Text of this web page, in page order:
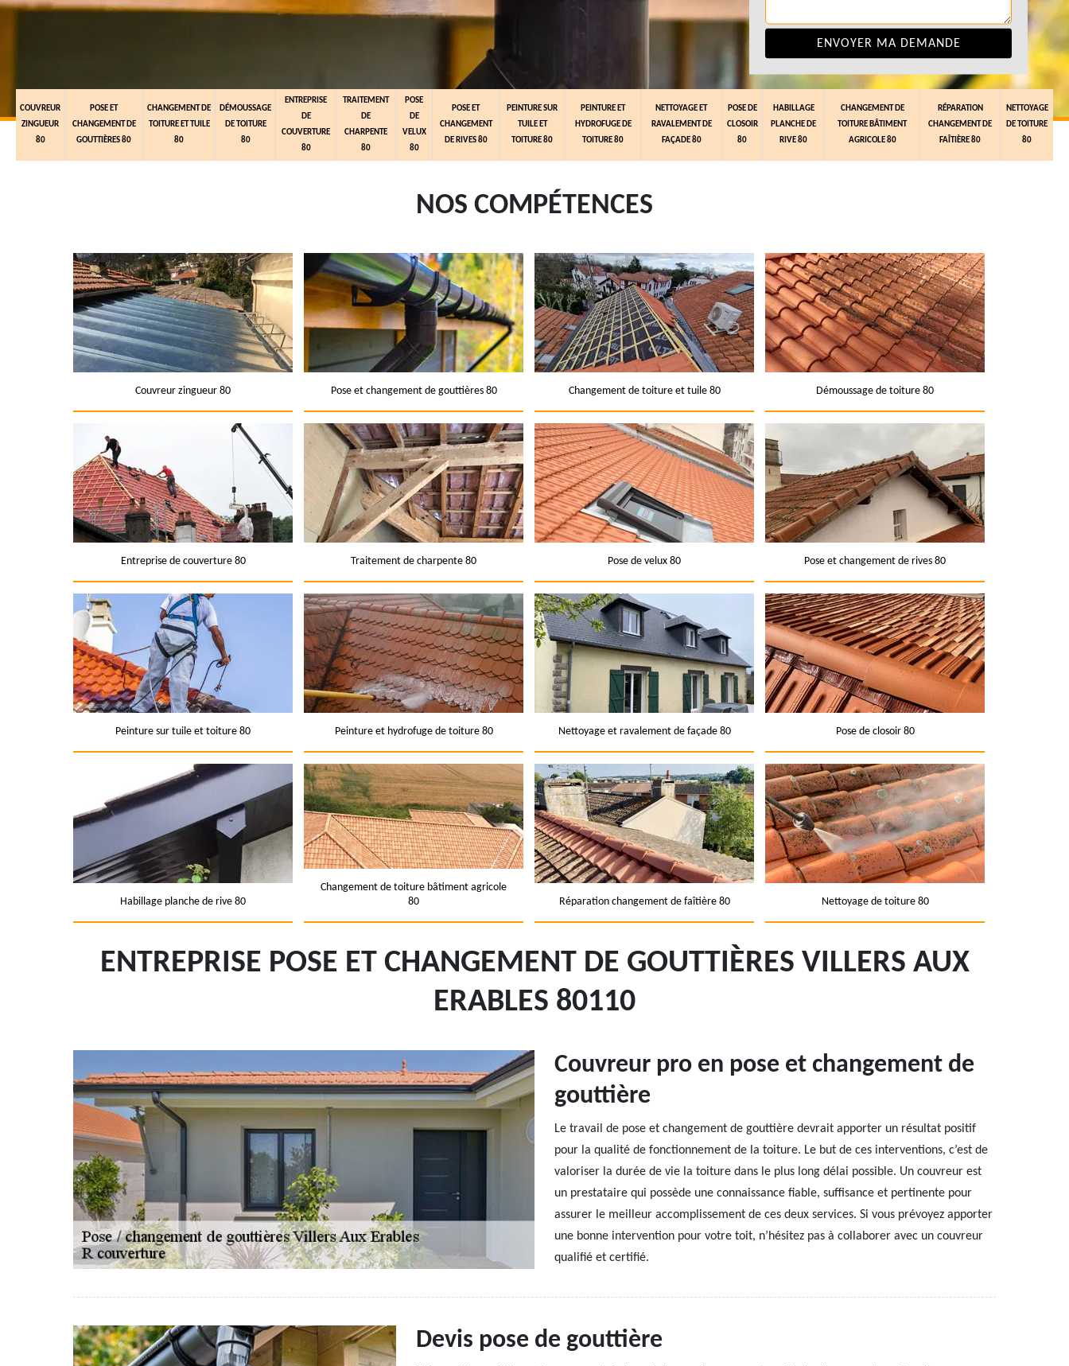
COUVREUR
ZINGUEUR
80
POSE ET
CHANGEMENT DE
GOUTTIÈRES 80
CHANGEMENT DE
TOITURE ET TUILE
80
DÉMOUSSAGE
DE TOITURE
80
ENTREPRISE
DE
COUVERTURE
80
TRAITEMENT
DE
CHARPENTE
80
POSE
DE
VELUX
80
POSE ET
CHANGEMENT
DE RIVES 80
PEINTURE SUR
TUILE ET
TOITURE 80
PEINTURE ET
HYDROFUGE DE
TOITURE 80
NETTOYAGE ET
RAVALEMENT DE
FAÇADE 80
POSE DE
CLOSOIR
80
HABILLAGE
PLANCHE DE
RIVE 80
CHANGEMENT DE
TOITURE BÂTIMENT
AGRICOLE 80
RÉPARATION
CHANGEMENT DE
FAÎTIÈRE 80
NETTOYAGE
DE TOITURE
80
NOS COMPÉTENCES
Couvreur zingueur 80 Pose et changement de gouttières 80 Changement de toiture et tuile 80 Démoussage de toiture 80
Entreprise de couverture 80 Traitement de charpente 80 Pose de velux 80 Pose et changement de rives 80
Peinture sur tuile et toiture 80 Peinture et hydrofuge de toiture 80 Nettoyage et ravalement de façade 80 Pose de closoir 80
Habillage planche de rive 80
Changement de toiture bâtiment agricole
80
Réparation changement de faîtière 80 Nettoyage de toiture 80
ENTREPRISE POSE ET CHANGEMENT DE GOUTTIÈRES VILLERS AUX
ERABLES 80110
Couvreur pro en pose et changement de
gouttière
Le travail de pose et changement de gouttière devrait apporter un résultat positif
pour la qualité de fonctionnement de la toiture. Le but de ces interventions, c’est de
valoriser la durée de vie la toiture dans le plus long délai possible. Un couvreur est
un prestataire qui possède une connaissance fiable, suffisance et pertinente pour
assurer le meilleur accomplissement de ces deux services. Si vous prévoyez apporter
une bonne intervention pour votre toit, n’hésitez pas à collaborer avec un couvreur
qualifié et certifié.
Devis pose de gouttière